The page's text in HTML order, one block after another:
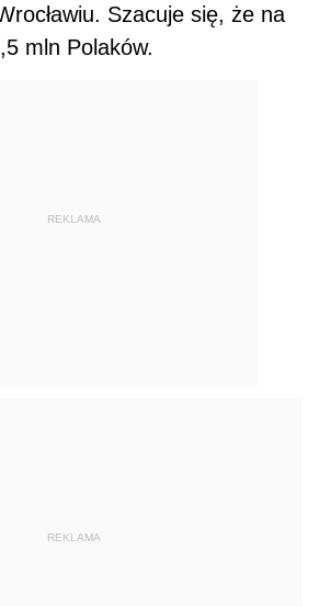
Szacuje się, że na
mln Polaków.
REKLAMA
REKLAMA